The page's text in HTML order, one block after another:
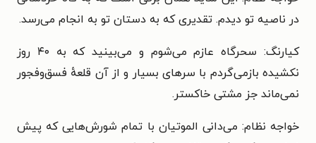
در ناصیه تو دیدم. تقدیری که به دستان تو به انجام می‌رسد.
کیارنگ: سحرگاه عازم می‌شوم و می‌بینید که به ۴۰ روز
نکشیده بازمی‌گردم با سرهای بسیار و از آن قلعهٔ فسق‌وفجور
نمی‌ماند جز مشتی خاکستر.
خواجه نظام: می‌دانی الموتیان با تمام شورش‌هایی که پیش